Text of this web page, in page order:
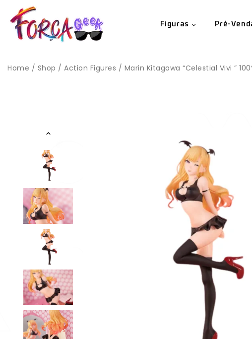
Figuras Pré-
Home / Shop / Action Figures / Marin Kitagawa “Celestial Vivi ”